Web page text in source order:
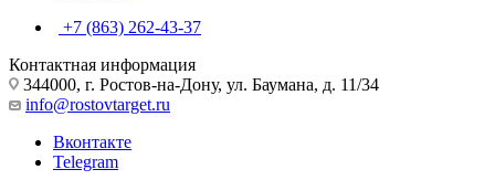
+7 (863) 262-43-37
Контактная информация
344000, г. Ростов-на-Дону, ул. Баумана, д. 11/34
info@rostovtarget.ru
Вконтакте
Telegram